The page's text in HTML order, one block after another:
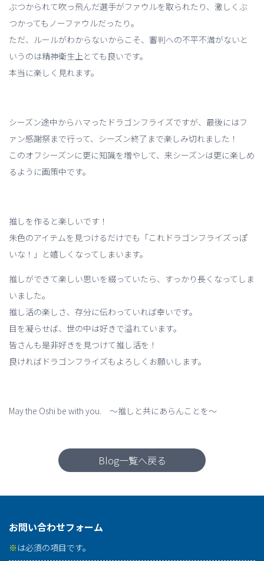
ぶつかられて吹っ飛んだ選手がファウルを取られたり、激しくぶ
つかってもノーファウルだったり。
ただ、ルールがわからないからこそ、審判への不平不満がないと
いうのは精神衛生上とても良いです。
本当に楽しく見れます。
シーズン途中からハマったドラゴンフライズですが、最後にはフ
ァン感謝祭まで行って、シーズン終了まで楽しみ切れました！
このオフシーズンに更に知識を増やして、来シーズンは更に楽しめ
るように画策中です。
推しを作ると楽しいです！
朱色のアイテムを見つけるだけでも「これドラゴンフライズっぽ
いな！」と嬉しくなってしまいます。
推しができて楽しい思いを綴っていたら、すっかり長くなってしま
いました。
推し活の楽しさ、存分に伝わっていれば幸いです。
目を凝らせば、世の中は好きで溢れています。
皆さんも是非好きを見つけて推し活を！
良ければドラゴンフライズもよろしくお願いします。
May the Oshi be with you. ～推しと共にあらんことを～
Blog一覧へ戻る
お問い合わせフォーム
※ は必須の項目です。